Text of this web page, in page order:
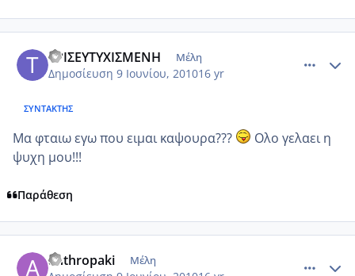
ΤΡΙΣΕΥΤΥΧΙΣΜΕΝΗ Μέλη
Δημοσίευση 9 Ιουνίου, 201016 yr
ΣΥΝΤΆΚΤΗΣ
Μα φταιω εγω που ειμαι καψουρα???
Ολο γελαει η
ψυχη μου!!!
Παράθεση
anthropaki Μέλη